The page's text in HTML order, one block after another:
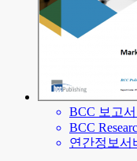
BCC 보고
BCC
연간정보서